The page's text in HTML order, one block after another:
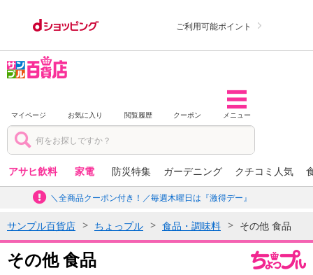
ご利用可能ポイント
マイページ お気に入り 閲覧履歴 クーポン メニュー
アサヒ飲料 家電 防災特集 ガーデニング クチコミ人気
＼全商品クーポン付き！／毎週木曜日は『激得デー』
サンプル百貨店 ちょっプル 食品・調味料 その他 食品
その他 食品